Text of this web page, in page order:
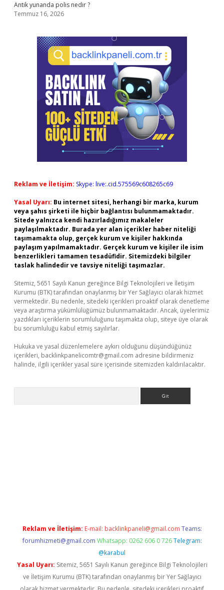
Antik yunanda polis nedir ?
Temmuz 16, 2026
Reklam ve İletişim: Skype: live:.cid.575569c608265c69
Yasal Uyarı: Bu internet sitesi, herhangi bir marka, kurum
veya şahıs şirketi ile hiçbir bağlantısı bulunmamaktadır.
Sitede yalnızca kendi hazırladığımız makaleler
paylaşılmaktadır. Burada yer alan içerikler haber niteliği
taşımamakta olup, gerçek kurum ve kişiler hakkında
paylaşım yapılmamaktadır. Gerçek kurum ve kişiler ile isim
benzerlikleri tamamen tesadüfidir. Sitemizdeki bilgiler
taslak halindedir ve tavsiye niteliği taşımazlar.
Sitemiz, 5651 Sayılı Kanun gereğince Bilgi Teknolojileri ve İletişim
Kurumu (BTK) tarafından onaylanmış bir Yer Sağlayıcı olarak hizmet
vermektedir. Bu nedenle, sitedeki içerikleri proaktif olarak denetleme
veya araştırma yükümlülüğümüz bulunmamaktadır. Ancak, üyelerimiz
yazdıkları içeriklerin sorumluluğunu taşımakta olup, siteye üye olarak
bu sorumluluğu kabul etmiş sayılırlar.
Hukuka ve yasal düzenlemelere aykırı olduğunu düşündüğünüz
içerikleri, backlinkpanelicomtr@gmail.com adresine bildirmeniz
halinde, ilgili içerikler yasal süre içerisinde sitemizden kaldırılacaktır.
Reklam ve İletişim: E-mail: backlinkpaneli@gmail.com Teams:
forumhizmeti@gmail.com Whatsapp: 0262 606 0 726 Telegram:
@karabul
Yasal Uyarı: Sitemiz, 5651 Sayılı Kanun gereğince Bilgi Teknolojileri
ve İletişim Kurumu (BTK) tarafından onaylanmış bir Yer Sağlayıcı